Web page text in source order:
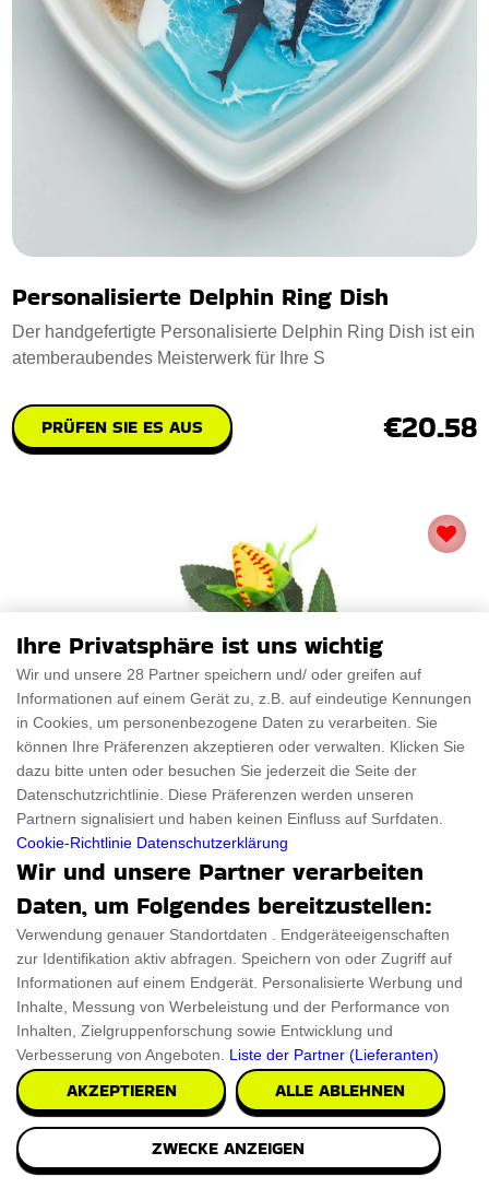
Personalisierte Delphin Ring Dish
Der handgefertigte Personalisierte Delphin Ring Dish ist ein
atemberaubendes Meisterwerk für Ihre S
PRÜFEN SIE ES AUS €20.58
Softball Rose
Die Softball Rose ist eine Hommage an Softball-Liebhaber.
Sie wurde aus echtem Softball-Material ent
Ihre Privatsphäre ist uns wichtig
Wir und unsere 28 Partner speichern und/ oder greifen auf
Informationen auf einem Gerät zu, z.B. auf eindeutige Kennungen
in Cookies, um personenbezogene Daten zu verarbeiten. Sie
können Ihre Präferenzen akzeptieren oder verwalten. Klicken Sie
dazu bitte unten oder besuchen Sie jederzeit die Seite der
Datenschutzrichtlinie. Diese Präferenzen werden unseren
Partnern signalisiert und haben keinen Einfluss auf Surfdaten.
Cookie-Richtlinie Datenschutzerklärung
Wir und unsere Partner verarbeiten
Daten, um Folgendes bereitzustellen:
Verwendung genauer Standortdaten . Endgeräteeigenschaften
zur Identifikation aktiv abfragen. Speichern von oder Zugriff auf
Informationen auf einem Endgerät. Personalisierte Werbung und
Inhalte, Messung von Werbeleistung und der Performance von
Inhalten, Zielgruppenforschung sowie Entwicklung und
Verbesserung von Angeboten. Liste der Partner (Lieferanten)
AKZEPTIEREN ALLE ABLEHNEN
ZWECKE ANZEIGEN